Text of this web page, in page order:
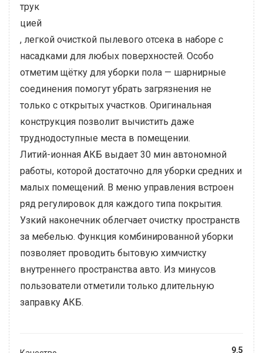
трук
цией
, легкой очисткой пылевого отсека в наборе с
насадками для любых поверхностей. Особо
отметим щётку для уборки пола — шарнирные
соединения помогут убрать загрязнения не
только с открытых участков. Оригинальная
конструкция позволит вычистить даже
труднодоступные места в помещении.
Литий-ионная АКБ выдает 30 мин автономной
работы, которой достаточно для уборки средних и
малых помещений. В меню управления встроен
ряд регулировок для каждого типа покрытия.
Узкий наконечник облегчает очистку пространств
за мебелью. Функция комбинированной уборки
позволяет проводить бытовую химчистку
внутреннего пространства авто. Из минусов
пользователи отметили только длительную
заправку АКБ.
9.5